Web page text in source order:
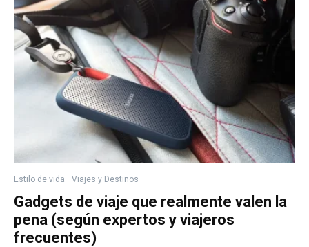
Estilo de vida Viajes y Destinos
Gadgets de viaje que realmente valen la
pena (según expertos y viajeros
frecuentes)